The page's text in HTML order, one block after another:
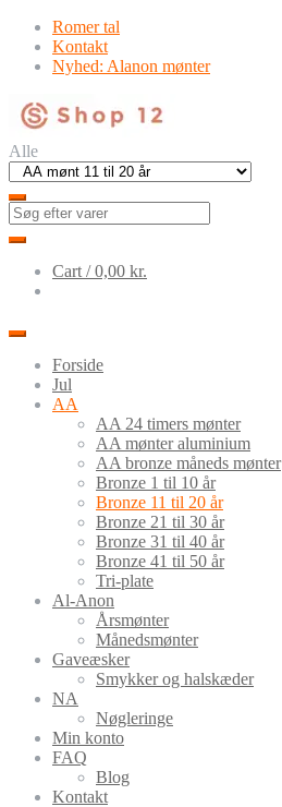
Skip
navigation
Skip
content
Romer tal
Kontakt
Nyhed: Alanon mønter
Alle
Cart /0,00 kr.
Forside
Jul
AA
AA 24 timers mønter
AA mønter aluminium
AA bronze måneds mønter
Bronze 1 til 10 år
Bronze 11 til 20 år
Bronze 21 til 30 år
Bronze 31 til 40 år
Bronze 41 til 50 år
Tri-plate
Al-Anon
Årsmønter
Månedsmønter
Gaveæsker
Smykker og halskæder
NA
Nøgleringe
Min konto
FAQ
Blog
Kontakt